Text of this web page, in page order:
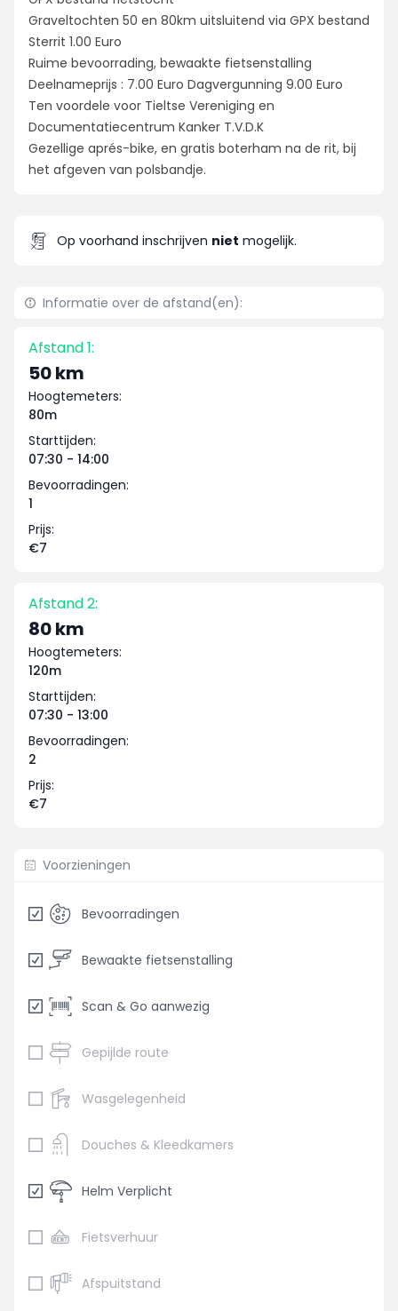
Graveltochten 50 en 80km uitsluitend via GPX bestand
Sterrit 1.00 Euro
Ruime bevoorrading, bewaakte fietsenstalling
Deelnameprijs : 7.00 Euro Dagvergunning 9.00 Euro
Ten voordele voor Tieltse Vereniging en
Documentatiecentrum Kanker T.V.D.K
Gezellige aprés-bike, en gratis boterham na de rit, bij
het afgeven van polsbandje.
Op voorhand inschrijven niet mogelijk.
Informatie over de afstand(en):
Afstand 1:
50 km
Hoogtemeters:
80m
Starttijden:
07:30 - 14:00
Bevoorradingen:
1
Prijs:
€7
Afstand 2:
80 km
Hoogtemeters:
120m
Starttijden:
07:30 - 13:00
Bevoorradingen:
2
Prijs:
€7
Voorzieningen
Bevoorradingen
Bewaakte fietsenstalling
Scan & Go aanwezig
Gepijlde route
Wasgelegenheid
Douches & Kleedkamers
Helm Verplicht
Fietsverhuur
Afspuitstand